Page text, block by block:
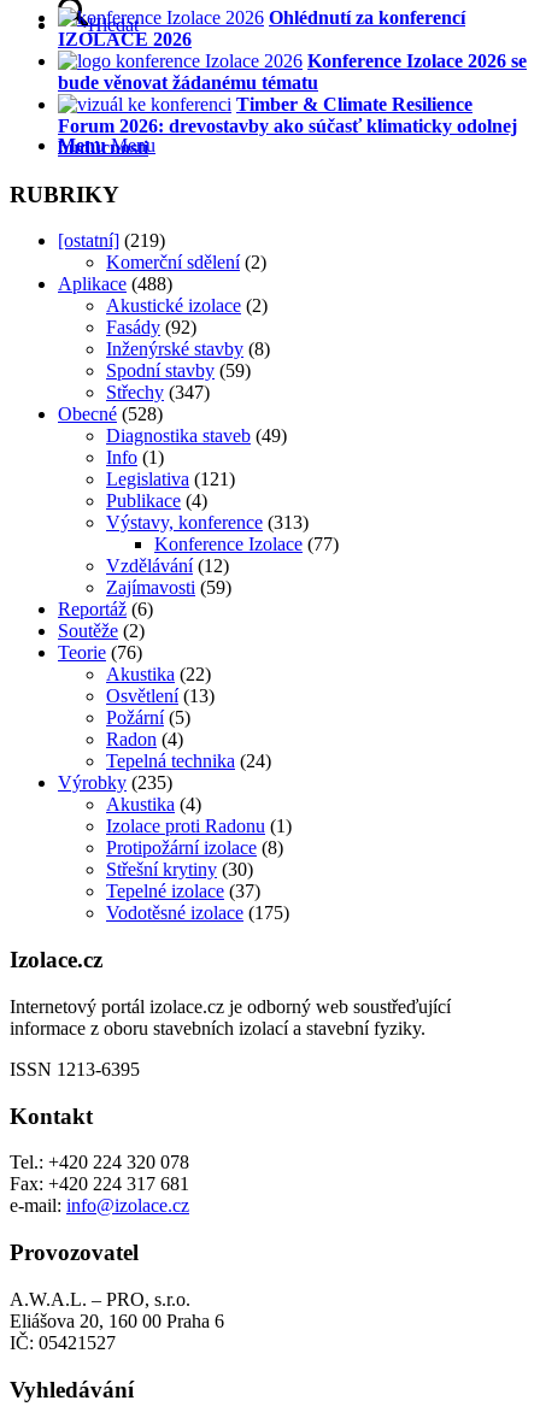
Hledat
Menu Menu
Ohlédnutí za konferencí
IZOLACE 2026
Konference Izolace 2026 se
bude věnovat žádanému tématu
Timber & Climate Resilience
Forum 2026: drevostavby ako súčasť klimaticky odolnej
budúcnosti
RUBRIKY
[ostatní] (219)
Komerční sdělení (2)
Aplikace (488)
Akustické izolace (2)
Fasády (92)
Inženýrské stavby (8)
Spodní stavby (59)
Střechy (347)
Obecné (528)
Diagnostika staveb (49)
Info (1)
Legislativa (121)
Publikace (4)
Výstavy, konference (313)
Konference Izolace (77)
Vzdělávání (12)
Zajímavosti (59)
Reportáž (6)
Soutěže (2)
Teorie (76)
Akustika (22)
Osvětlení (13)
Požární (5)
Radon (4)
Tepelná technika (24)
Výrobky (235)
Akustika (4)
Izolace proti Radonu (1)
Protipožární izolace (8)
Střešní krytiny (30)
Tepelné izolace (37)
Vodotěsné izolace (175)
Izolace.cz
Internetový portál izolace.cz je odborný web soustřeďující
informace z oboru stavebních izolací a stavební fyziky.
ISSN 1213-6395
Kontakt
Tel.: +420 224 320 078
Fax: +420 224 317 681
e-mail: info@izolace.cz
Provozovatel
A.W.A.L. – PRO, s.r.o.
Eliášova 20, 160 00 Praha 6
IČ: 05421527
Vyhledávání